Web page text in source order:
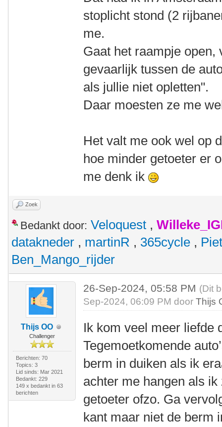
stoplicht stond (2
me.
Gaat het raampje
gevaarlijk tussen de
als jullie niet opletten".
Daar moesten ze me
Het valt me ook wel op
hoe minder getoeter er
me denk ik
Zoek
Bedankt door: Veloquest ,
datakneder , martinR , 365cycle ,
Ben_Mango_rijder
Thijs OO
Challenger
Berichten: 70
Topics: 3
Lid sinds: Mar 2021
Bedankt: 229
149 x bedankt in 63
berichten
26-Sep-2024, 05:58 PM (Dit
Sep-2024, 06:09 PM doorThijs
Ik kom veel meer liefde
Tegemoetkomende
berm in duiken als ik
achter me hangen als
getoeter ofzo. Ga
kant maar niet de berm